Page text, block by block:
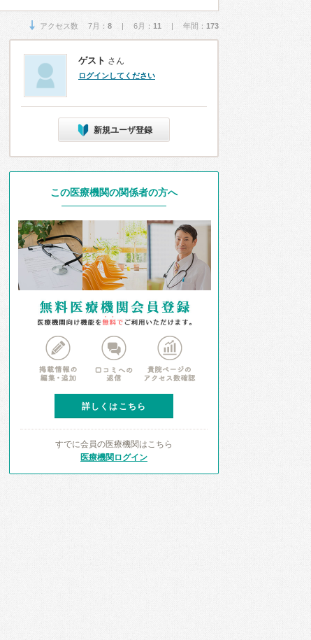
アクセス数 7月： 8 | 6月： 11 | 年間： 173
ゲスト さん
ログインしてください
新規ユーザ登録
この医療機関の関係者の方へ
詳しくはこちら
すでに会員の医療機関はこちら
医療機関ログイン